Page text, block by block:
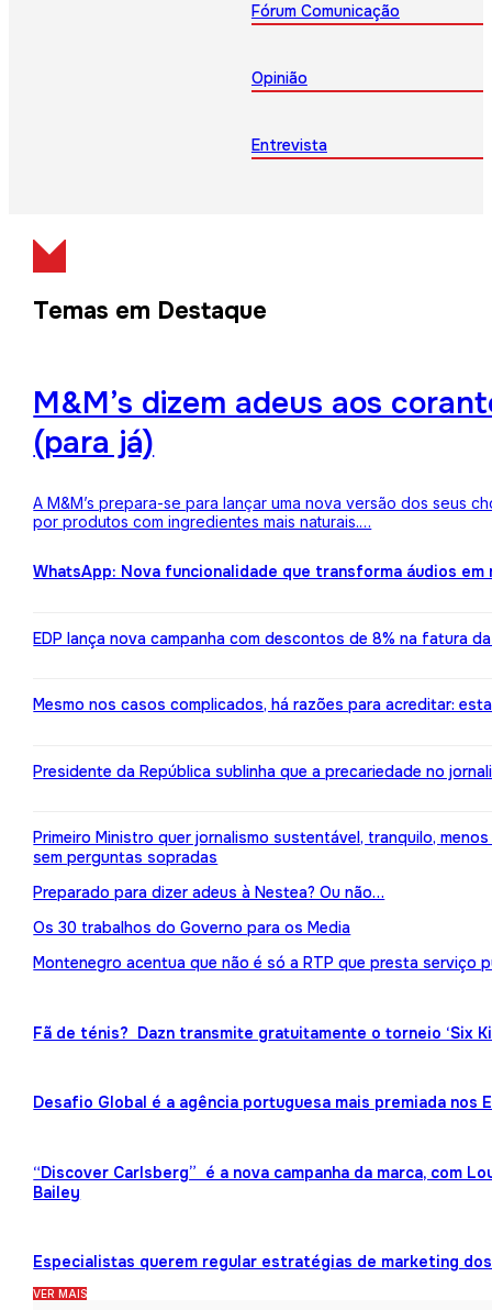
Fórum Comunicação
Opinião
Entrevista
Temas em Destaque
M&M’s dizem adeus aos
(para já)
A M&M’s prepara-se para lançar uma nova versão dos seus
por produtos com ingredientes mais naturais.…
WhatsApp: Nova funcionalidade que transforma áudios
EDP lança nova campanha com descontos de 8% na fatura
Mesmo nos casos complicados, há razões para acreditar:
Presidente da República sublinha que a precariedade no
Primeiro Ministro quer jornalismo sustentável, tranquilo,
sem perguntas sopradas
Preparado para dizer adeus à Nestea? Ou não…
Os 30 trabalhos do Governo para os Media
Montenegro acentua que não é só a RTP que presta serviço
Fã de ténis? Dazn transmite gratuitamente o torneio ‘Six
Desafio Global é a agência portuguesa mais premiada nos
“Discover Carlsberg” é a nova campanha da marca, com
Bailey
Especialistas querem regular estratégias de marketing dos
VER MAIS